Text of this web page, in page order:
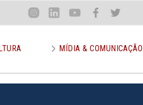
Inst Lin You Face Twit
MÍDIA & COMUNICAÇÃO